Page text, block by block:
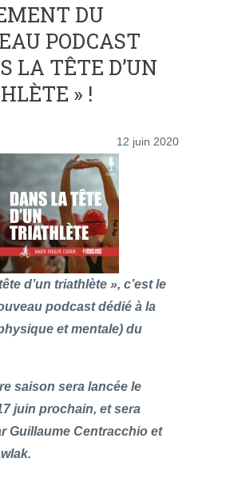
DU
PODCAST
LA TÊTE D’UN
» !
12 juin 2020
d’un triathlète », c’est le
podcast dédié à la
et mentale) du
saison sera lancée le
juin prochain, et sera
Guillaume Centracchio et